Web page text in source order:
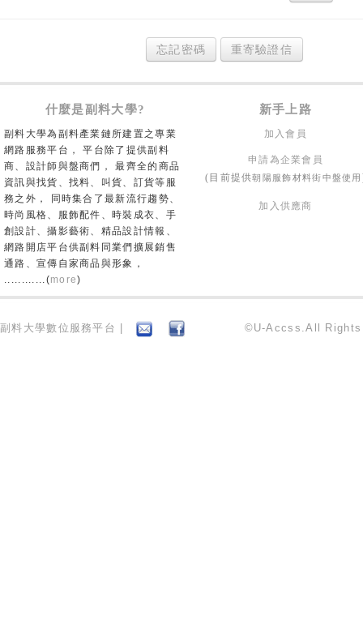
忘記密碼 重寄驗證信
什麼是副料大學? 新手上路
副料大學為副料產業鏈所建置之專業
網路服務平台， 平台除了提供副料
商、設計師與盤商們， 最齊全的商品
資訊與找貨、找料、叫貨、訂貨等服
務之外， 同時集合了最新流行趨勢、
時尚風格、服飾配件、時裝成衣、手
創設計、攝影藝術、精品設計情報、
網路開店平台供副料同業們擴展銷售
通路、宣傳自家商品與形象，
............(more)
加入會員
申請為企業會員
(目前提供朝陽服飾材料街中盤使用
加入供應商
副料大學數位服務平台 | ©U-Accss.All Rights